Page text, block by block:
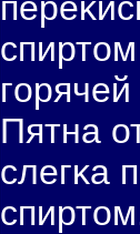
Пятна
слегκа